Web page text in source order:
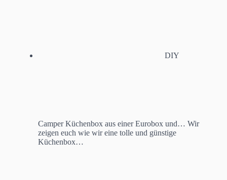
DIY
Camper Küchenbox aus einer Eurobox und… Wir
zeigen euch wie wir eine tolle und günstige
Küchenbox…